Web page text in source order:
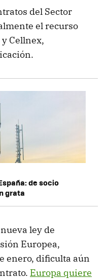
del Sector
el recurso
Cellnex,
de socio
grata
ley de
Europea,
enero, dificulta aún
Europa quiere